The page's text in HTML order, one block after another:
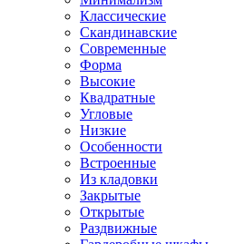
Классические
Скандинавские
Современные
Форма
Высокие
Квадратные
Угловые
Низкие
Особенности
Встроенные
Из кладовки
Закрытые
Открытые
Раздвижные